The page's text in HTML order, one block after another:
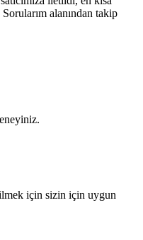
alanından takip
için sizin için uygun